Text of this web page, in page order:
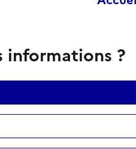
informations ?